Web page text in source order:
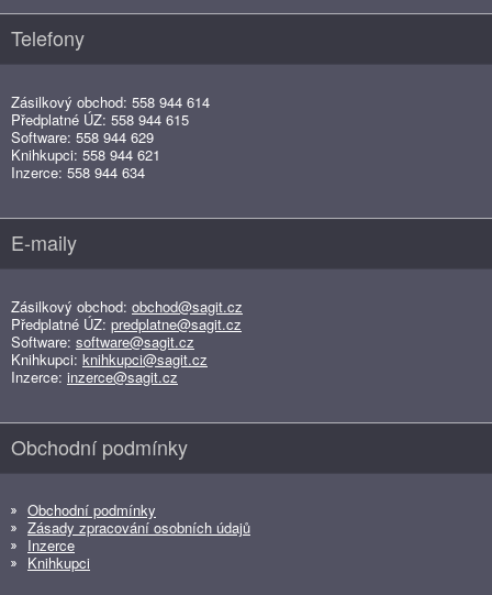
Telefony
Zásilkový obchod: 558 944 614
Předplatné ÚZ: 558 944 615
Software: 558 944 629
Knihkupci: 558 944 621
Inzerce: 558 944 634
E-maily
Zásilkový obchod: obchod@sagit.cz
Předplatné ÚZ: predplatne@sagit.cz
Software: software@sagit.cz
Knihkupci: knihkupci@sagit.cz
Inzerce: inzerce@sagit.cz
Obchodní podmínky
Obchodní podmínky
Zásady zpracování osobních údajů
Inzerce
Knihkupci